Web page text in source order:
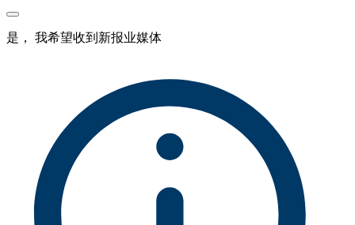
是， 我希望收到新报业媒体